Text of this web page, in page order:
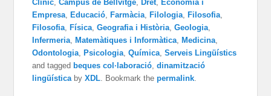
Clínic ,Campus de Bellvitge Dret
Economia i
Empresa
Educació Farmàcia Filologia Filosofia
Filosofia
Física ,Geografia i Història ,Geologia
Infermeria
Matemàtiques i Informàtica Medicina
Odontologia
Psicologia ,Química ,Serveis Lingüístics
and tagged beques col·laboració ,dinamització
lingüística byXDL . Bookmark thepermalink